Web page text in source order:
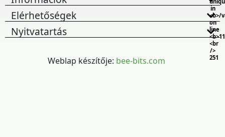
in
<b>/
on
line
<br
/>
251
Elérhetőségek
Nyitvatartás
Weblap készítője: bee-bits.com